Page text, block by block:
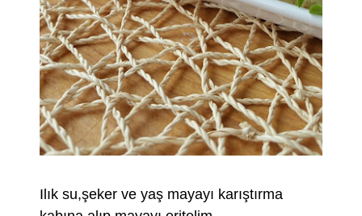
Ilık su,şeker ve yaş mayayı karıştırma